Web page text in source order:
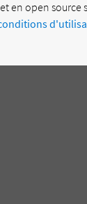
en open source